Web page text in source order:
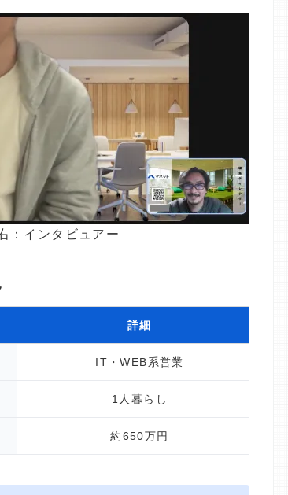
：インタビュアー
詳細
IT・WEB系営業
1人暮らし
約650万円